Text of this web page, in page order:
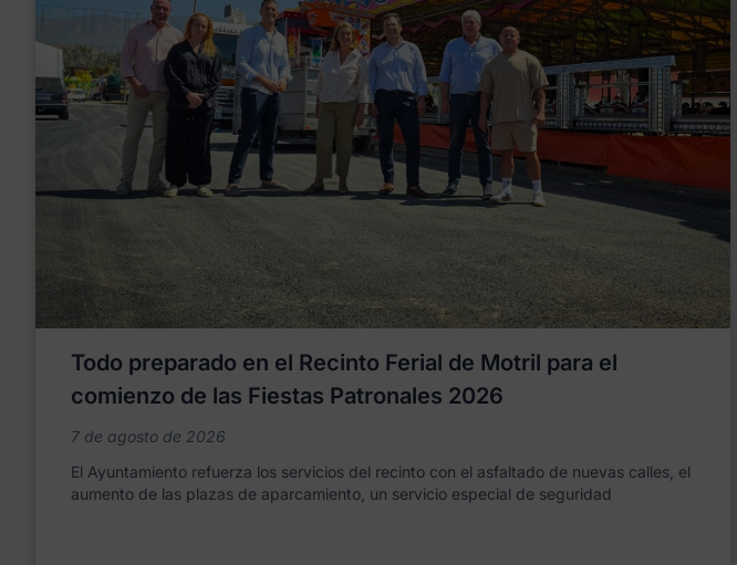
Todo preparado en el Recinto Ferial de Motril para el
comienzo de las Fiestas Patronales 2026
7 de agosto de 2026
El Ayuntamiento refuerza los servicios del recinto con el asfaltado de nuevas calles, el
aumento de las plazas de aparcamiento, un servicio especial de seguridad